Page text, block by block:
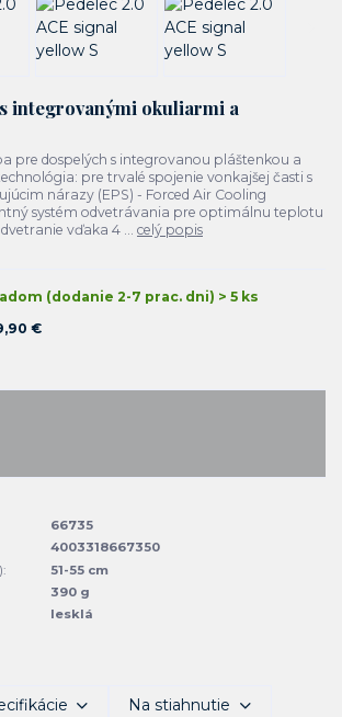
integrovanými okuliarmi a
pre dospelých s integrovanou pláštenkou a
pre trvalé spojenie vonkajšej časti s
nárazy (EPS) - Forced Air Cooling
systém odvetrávania pre optimálnu teplotu
vďaka 4 ... celý popis
(dodanie 2-7 prac. dni) > 5 ks
€
66735
4003318667350
51-55 cm
390 g
lesklá
Na stiahnutie